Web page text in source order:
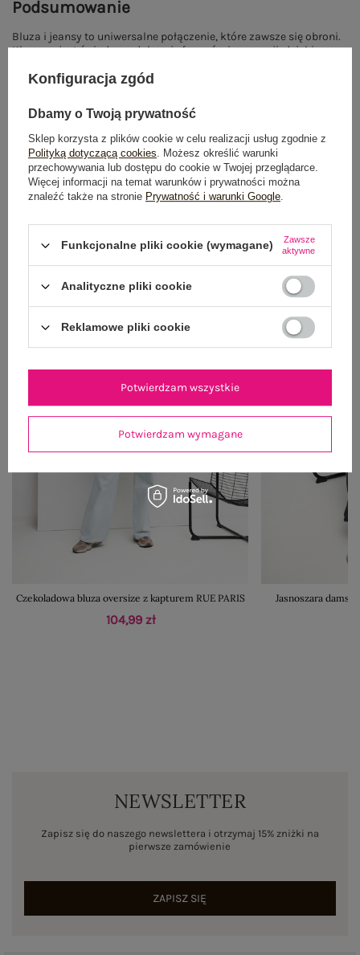
Podsumowanie
Bluza i jeansy to uniwersalne połączenie, które zawsze się obroni.
Kluczem jest świadome dobranie fasonów i proporcji, dzięki
nowocześnie.
damskiedostępne w eButik.
Pokaż więcej wpisów z Maj 2026
POLECANE
Czekoladowa bluza oversize z kapturem RUE PARIS
104,99 zł
Jasnoszara
NEWSLETTER
Zapisz się do naszego newslettera i otrzymaj 15% zniżki na
pierwsze zamówienie
ZAPISZ SIĘ
Konfiguracja zgód
Dbamy o Twoją prywatność
Sklep korzysta z plików cookie w celu realizacji usług zgodnie z
Polityką dotyczącą cookies. Możesz określić warunki
przechowywania lub dostępu do cookie w Twojej przeglądarce.
Więcej informacji na temat warunków i prywatności można
znaleźć także na stronie Prywatność i warunki Google.
Funkcjonalne pliki cookie (wymagane)
Zawsze
aktywne
Analityczne pliki cookie
Reklamowe pliki cookie
Potwierdzam wymagane
Potwierdzam wszystkie